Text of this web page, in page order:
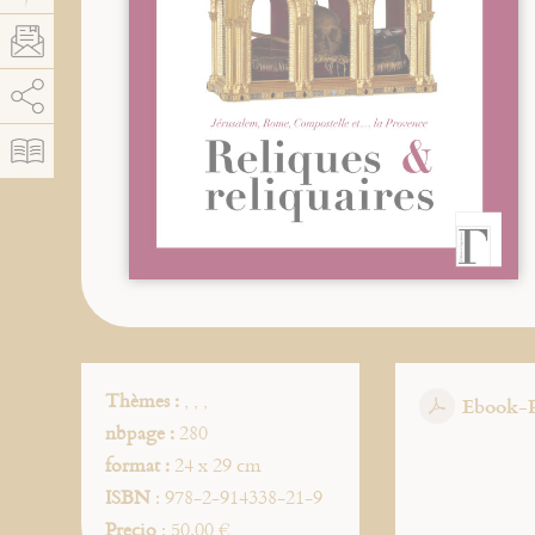
Thèmes : , , ,
nbpage :280
format :24 x 29 cm
ISBN: 978-2-914338-21-9
Precio: 50.00 €
Ebook-
Permitir